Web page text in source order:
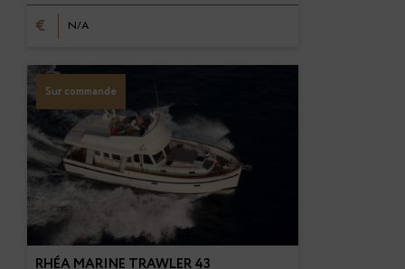
€ N/A
RHÉA MARINE TRAWLER 43
Sur commande